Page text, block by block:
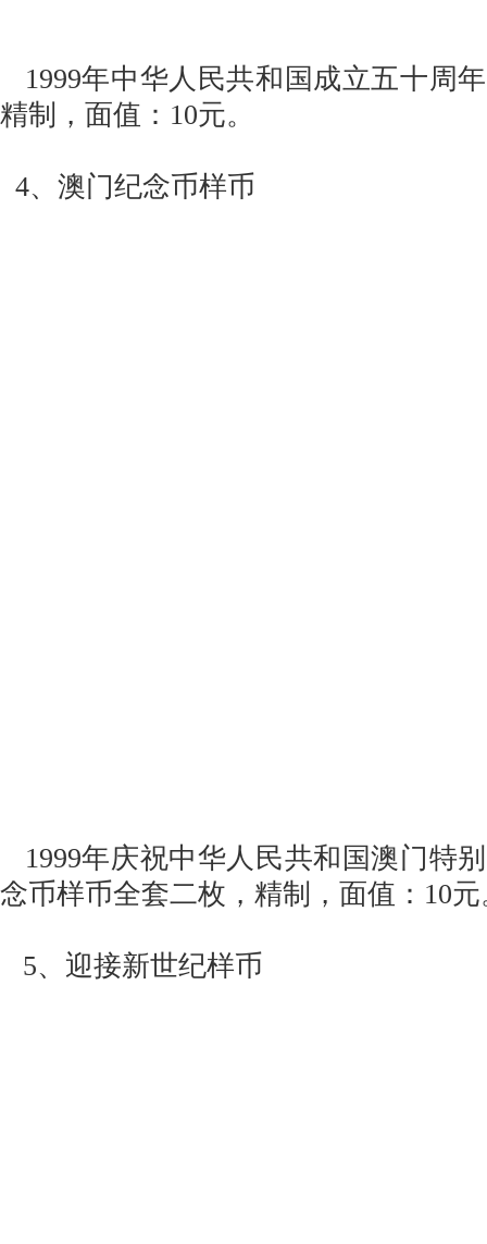
1999年中华人民共和国成立五十周
精制，面值：10元。
4、澳门纪念币样币
1999年庆祝中华人民共和国澳门特
念币样币全套二枚，精制，面值：10元
5、迎接新世纪样币